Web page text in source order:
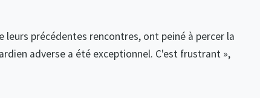
précédentes rencontres, ont peiné à percer la
adverse a été exceptionnel. C'est frustrant »,